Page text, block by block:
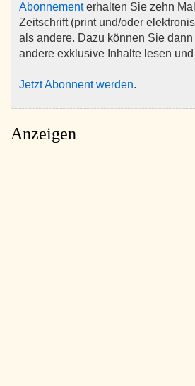
Abonnementerhalten Sie zehn
Zeitschrift (print und/oder
als andere. Dazu können Sie
andere exklusive Inhalte lesen
Jetzt Abonnent werden.
Anzeigen